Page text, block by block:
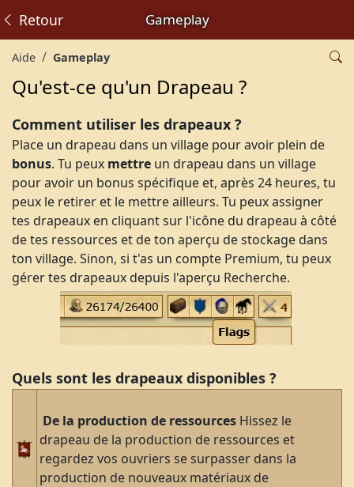
Gameplay
Retour
Aide Gameplay
Qu'est-ce qu'un Drapeau ?
Comment utiliser les drapeaux ?
Place un drapeau dans un village pour avoir plein de
bonus. Tu peux mettre un drapeau dans un village
pour avoir un bonus spécifique et, après 24 heures, tu
peux le retirer et le mettre ailleurs. Tu peux assigner
tes drapeaux en cliquant sur l'icône du drapeau à côté
de tes ressources et de ton aperçu de stockage dans
ton village. Sinon, si t'as un compte Premium, tu peux
gérer tes drapeaux depuis l'aperçu Recherche.
Quels sont les drapeaux disponibles ?
De la production de ressources Hissez le
drapeau de la production de ressources et
regardez vos ouvriers se surpasser dans la
production de nouveaux matériaux de